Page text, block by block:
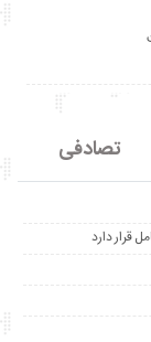
تصادفی
دارد